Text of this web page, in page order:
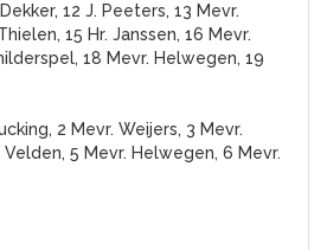
12 J. Peeters, 13 Mevr.
15 Hr. Janssen, 16 Mevr.
18 Mevr. Helwegen, 19
2 Mevr. Weijers, 3 Mevr.
Velden, 5 Mevr. Helwegen, 6 Mevr.